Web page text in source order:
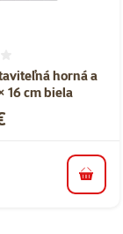
horná a
16 cm biela
do